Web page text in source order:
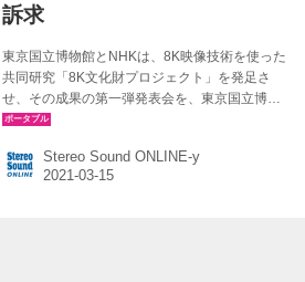
訴求
東京国立博物館とNHKは、8K映像技術を使った
共同研究「8K文化財プロジェクト」を発足さ
せ、その成果の第一弾発表会を、東京国立博物
館内において開催した。今回ピックアップした
偶」（重要文化財）、および400年前の京都を
活写した「洛中洛外図屏風 舟木本」（国宝）。
Stereo Sound ONLINE-y